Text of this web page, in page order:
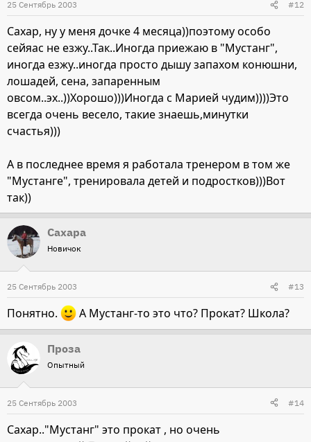
25 Сентябрь 2003 #12
Сахар, ну у меня дочке 4 месяца))поэтому особо
сейяас не езжу..Так..Иногда приежаю в "Мустанг",
иногда езжу..иногда просто дышу запахом конюшни,
лошадей, сена, запаренным
овсом..эх..))Хорошо)))Иногда с Марией чудим))))Это
всегда очень весело, такие знаешь,минутки
счастья)))
А в последнее время я работала тренером в том же
"Мустанге", тренировала детей и подростков)))Вот
так))
Сахара
Новичок
25 Сентябрь 2003 #13
Понятно. А Мустанг-то это что? Прокат? Школа?
Проза
Опытный
25 Сентябрь 2003 #14
Сахар.."Мустанг" это прокат , но очень